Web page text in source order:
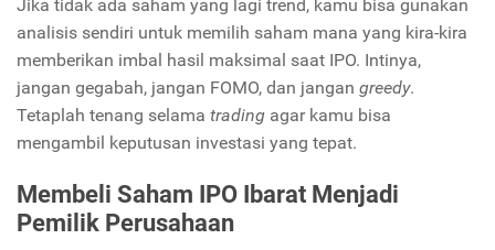
Jika tidak ada saham yang lagi trend, kamu bisa gunakan
analisis sendiri untuk memilih saham mana yang kira-kira
memberikan imbal hasil maksimal saat IPO. Intinya,
jangan gegabah, jangan FOMO, dan jangan greedy.
Tetaplah tenang selama trading agar kamu bisa
mengambil keputusan investasi yang tepat.
Membeli Saham IPO Ibarat Menjadi
Pemilik Perusahaan